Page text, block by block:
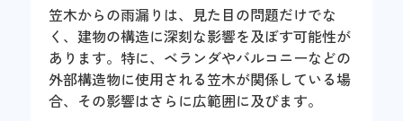
笠木からの雨漏りは、見た目の問題だけでな
く、建物の構造に深刻な影響を及ぼす可能性が
あります。特に、ベランダやバルコニーなどの
外部構造物に使用される笠木が関係している場
合、その影響はさらに広範囲に及びます。